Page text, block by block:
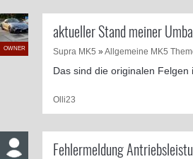
OWNER
aktueller Stand meiner
Supra MK5 »Allgemeine MK5
Das sind die originalen Felgen
Olli23
Fehlermeldung